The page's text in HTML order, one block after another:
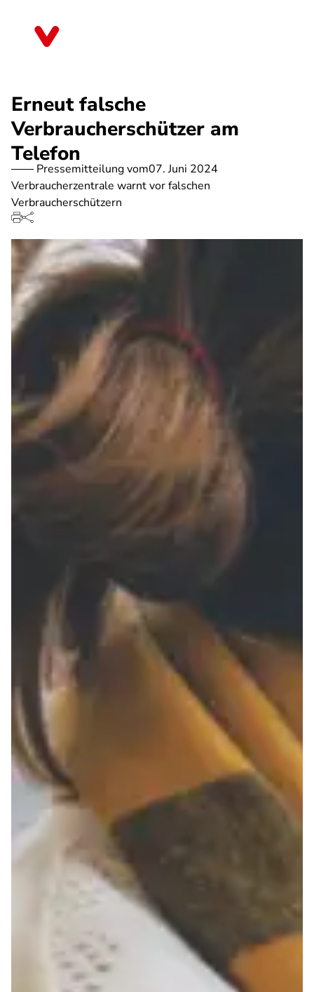
Erneut falsche
Verbraucherschützer am
Telefon
Pressemitteilung vom07. Juni 2024
Verbraucherzentrale warnt vor falschen
Verbraucherschützern